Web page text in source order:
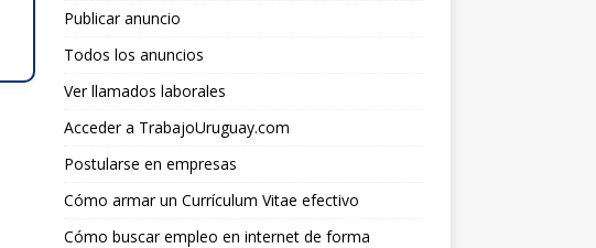
Publicar anuncio
Todos los anuncios
Ver llamados laborales
Acceder a TrabajoUruguay.com
Postularse en empresas
Cómo armar un Currículum Vitae efectivo
Cómo buscar empleo en internet de forma